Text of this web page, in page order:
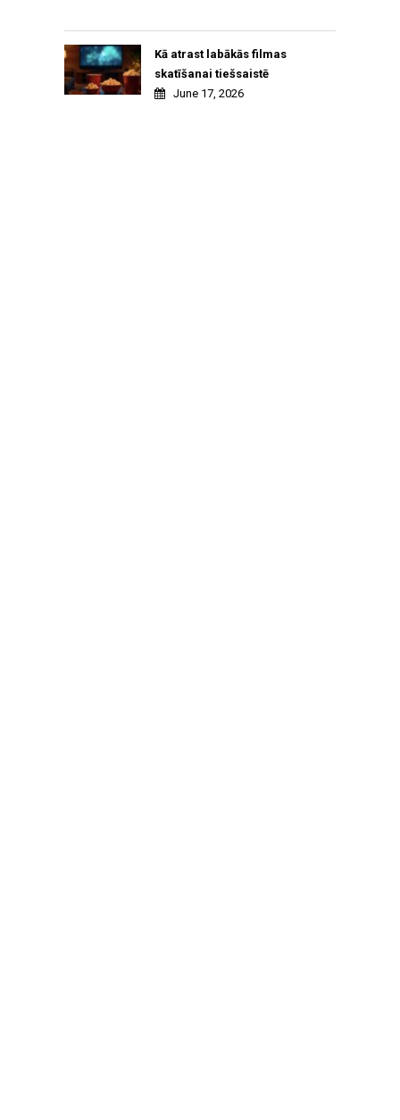
Kā atrast labākās filmas
skatīšanai tiešsaistē
June 17, 2026